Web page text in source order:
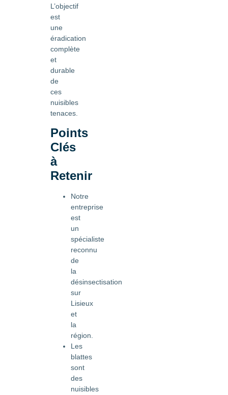
L’objectif
est
une
éradication
complète
et
durable
de
ces
nuisibles
tenaces.
Points
Clés
à
Retenir
Notre
entreprise
est
un
spécialiste
reconnu
de
la
désinsectisation
sur
Lisieux
et
la
région.
Les
blattes
sont
des
nuisibles